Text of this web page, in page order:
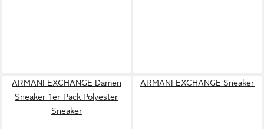
ARMANI EXCHANGE Damen
Sneaker 1er Pack Polyester
Sneaker
ARMANI EXCHANGE Sneaker